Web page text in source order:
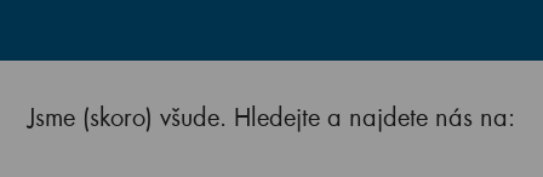
Jsme (skoro) všude. Hledejte a najdete nás na: